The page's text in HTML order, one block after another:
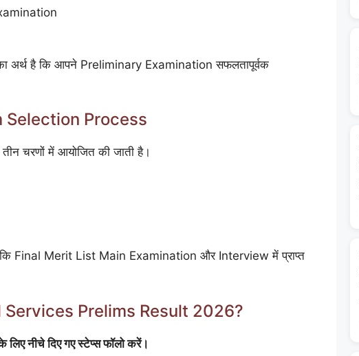
अर्थ है कि आपने Preliminary Examination सफलतापूर्वक
Selection Process
चरणों में आयोजित की जाती है।
Final Merit List Main Examination और Interview में प्राप्त
Services Prelims Result 2026?
नीचे दिए गए स्टेप्स फॉलो करें।